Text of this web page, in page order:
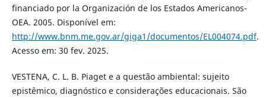
financiado por la Organización de los Estados Americanos-
OEA. 2005. Disponível em:
http://www.bnm.me.gov.ar/giga1/documentos/EL004074.pdf.
Acesso em: 30 fev. 2025.
VESTENA, C. L. B. Piaget e a questão ambiental: sujeito
epistêmico, diagnóstico e considerações educacionais. São